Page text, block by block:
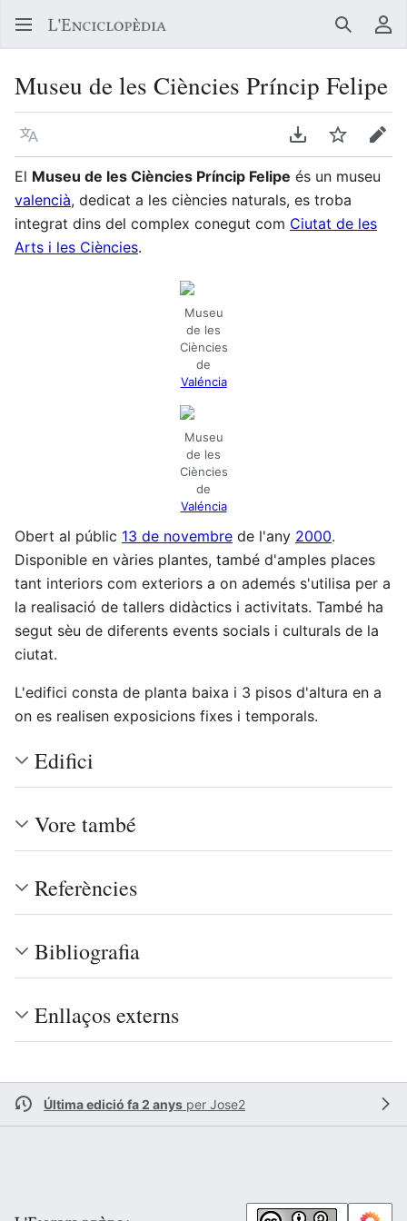
Buscar
Museu de les Ciències Príncip Felipe
Llegir en un atre idioma Descarregar en
Vigilar
El Museu de les Ciències Príncip Felipe és un museu
valencià, dedicat a les ciències naturals, es troba
integrat dins del complex conegut com Ciutat de les
Arts i les Ciències.
Museu
de les
Ciències
de
Valéncia
Museu
de les
Ciències
de
Valéncia
Obert al públic 13 de novembre de l'any 2000.
Disponible en vàries plantes, també d'amples places
tant interiors com exteriors a on ademés s'utilisa per a
la realisació de tallers didàctics i activitats. També ha
segut sèu de diferents events socials i culturals de la
ciutat.
L'edifici consta de planta baixa i 3 pisos d'altura en a
on es realisen exposicions fixes i temporals.
Edifici
Vore també
Referències
Bibliografia
Enllaços externs
Última edició fa 2 anys per Jose2